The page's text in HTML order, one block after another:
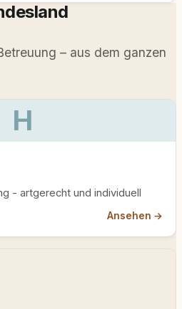
– aus dem ganzen
H
- artgerecht und individuell
Ansehen →